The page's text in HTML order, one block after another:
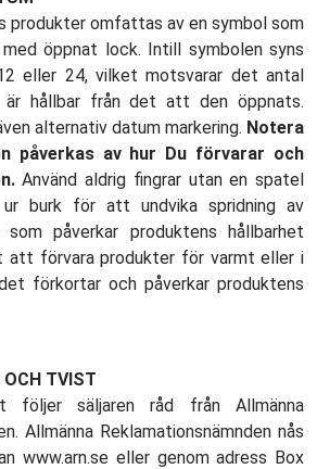
produkter omfattas av en symbol som
öppnat lock. Intill symbolen syns
eller 24, vilket motsvarar det antal
är hållbar från det att den öppnats.
alternativ datum markering. Notera
påverkas av hur Du förvarar och
Använd aldrig fingrar utan en spatel
burk för att undvika spridning av
påverkar produktens hållbarhet
att förvara produkter för varmt eller i
förkortar och påverkar produktens
TVIST
följer säljaren råd från Allmänna
Allmänna Reklamationsnämnden nås
www.arn.se eller genom adress Box